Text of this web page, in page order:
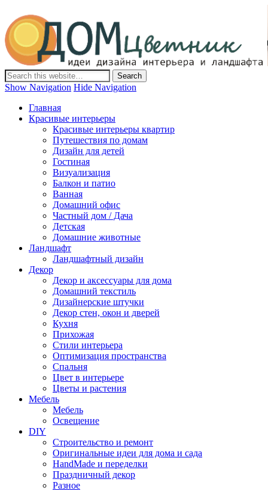
Дом-Цветник
Дизайн интерьера и ландшафта, декор и обустройство дома.
Идеи со всего мира.
Show Navigation Hide Navigation
Главная
Красивые интерьеры
Красивые интерьеры квартир
Путешествия по домам
Дизайн для детей
Гостиная
Визуализация
Балкон и патио
Ванная
Домашний офис
Частный дом / Дача
Детская
Домашние животные
Ландшафт
Ландшафтный дизайн
Декор
Декор и аксессуары для дома
Домашний текстиль
Дизайнерские штучки
Декор стен, окон и дверей
Кухня
Прихожая
Стили интерьера
Оптимизация пространства
Спальня
Цвет в интерьере
Цветы и растения
Мебель
Мебель
Освещение
DIY
Строительство и ремонт
Оригинальные идеи для дома и сада
HandMade и переделки
Праздничный декор
Разное